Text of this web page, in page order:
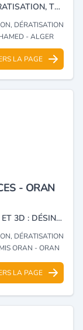
DÉSINFECTION, DÉSINSECTISATION, DÉRATISATION, TRAITEMENT DES EAUX, DE BOIS ET DES EAUX USÉES.
DÉRATISATION
- ALGER
LA PAGE
- ORAN
ENTREPRISE DE NETTOYAGE, ENTRETIEN ET 3D : DÉSINFECTION, DÉSINSECTISATION ET DÉRATISATION.
DÉRATISATION
ORAN - ORAN
LA PAGE